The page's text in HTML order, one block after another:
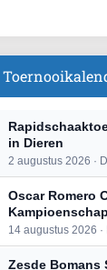
in Dieren
2 augustus 2026 ·
Oscar Romero
14 augustus 2026 ·
Zesde Bomans